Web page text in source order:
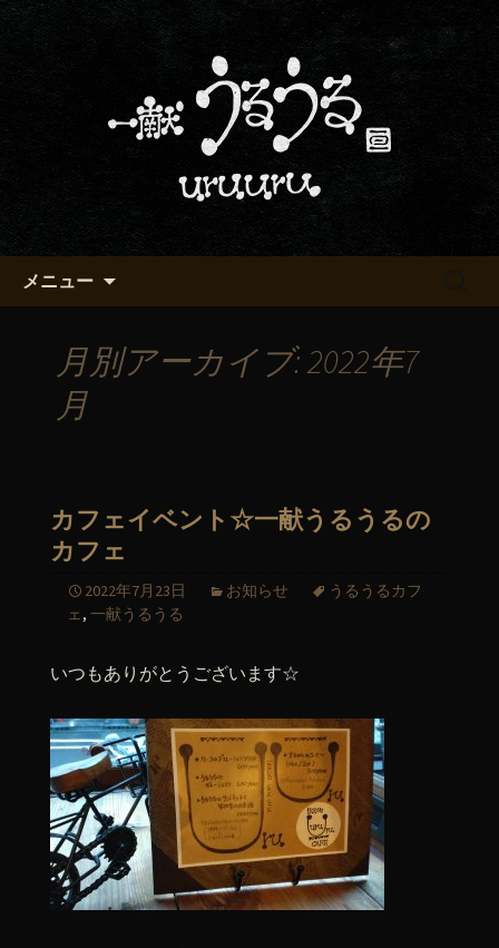
京都・五条でおいしい地酒が飲
める「一献うるうる」のブロ
京都・五条烏丸の町屋居酒屋「一献う
るうる」からのお知らせ
メニュー
月別アーカイブ: 2022年7
月
カフェイベント☆一献うるうるの
カフェ
2022年7月23日 お知らせ
うるうるカフ
ェ, 一献うるうる
いつもありがとうございます☆